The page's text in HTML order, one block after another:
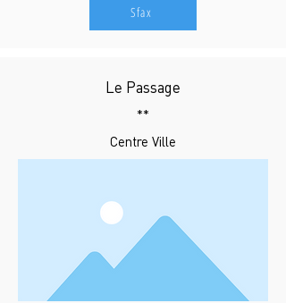
Sfax
Le Passage
**
Centre Ville